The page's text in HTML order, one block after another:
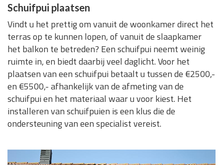
Schuifpui plaatsen
Vindt u het prettig om vanuit de woonkamer direct het
terras op te kunnen lopen, of vanuit de slaapkamer
het balkon te betreden? Een schuifpui neemt weinig
ruimte in, en biedt daarbij veel daglicht. Voor het
plaatsen van een schuifpui betaalt u tussen de €2500,-
en €5500,- afhankelijk van de afmeting van de
schuifpui en het materiaal waar u voor kiest. Het
installeren van schuifpuien is een klus die de
ondersteuning van een specialist vereist.